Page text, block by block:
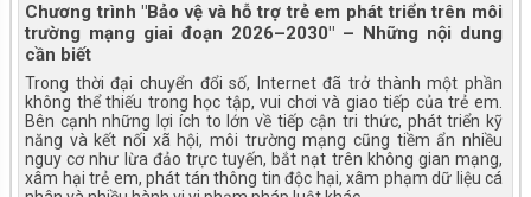
Chương trình "Bảo vệ và hỗ trợ trẻ em phát triển trên môi
trường mạng giai đoạn 2026–2030" – Những nội dung
cần biết
Trong thời đại chuyển đổi số, Internet đã trở thành một phần
không thể thiếu trong học tập, vui chơi và giao tiếp của trẻ em.
Bên cạnh những lợi ích to lớn về tiếp cận tri thức, phát triển kỹ
năng và kết nối xã hội, môi trường mạng cũng tiềm ẩn nhiều
nguy cơ như lừa đảo trực tuyến, bắt nạt trên không gian mạng,
xâm hại trẻ em, phát tán thông tin độc hại, xâm phạm dữ liệu cá